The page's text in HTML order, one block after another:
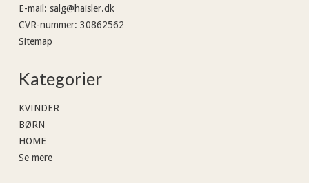
E-mail : salg@haisler.dk
CVR-nummer: 30862562
Sitemap
Kategorier
KVINDER
BØRN
HOME
Se mere